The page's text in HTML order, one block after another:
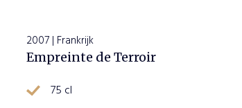
2007 | Frankrijk
Empreinte de Terroir
75 cl